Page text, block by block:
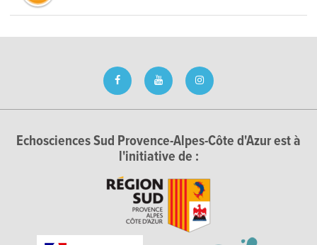
Echosciences Sud Provence-Alpes-Côte d'Azur est à
l'initiative de :